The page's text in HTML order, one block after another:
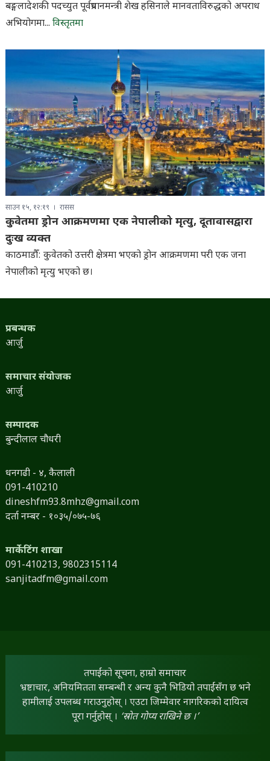
बङ्गलादेशकी पदच्युत पूर्वप्रधानमन्त्री शेख हसिनाले मानवताविरुद्धको अपराध
अभियोगमा... विस्तृतमा
साउन १५, १२:१९ रासस
कुवेतमा ड्रोन आक्रमणमा एक नेपालीको मृत्यु, दूतावासद्वारा
दुःख व्यक्त
काठमाडौँ: कुवेतको उत्तरी क्षेत्रमा भएको ड्रोन आक्रमणमा परी एक जना
नेपालीको मृत्यु भएको छ।
प्रबन्धक
आर्जु
समाचार संयोजक
आर्जु
सम्पादक
बुन्दीलाल चौधरी
धनगढी - ४, कैलाली
091-410210
dineshfm93.8mhz@gmail.com
दर्ता नम्बर - १०३५/०७५-७६
मार्केटिंग शाखा
091-410213, 9802315114
sanjitadfm@gmail.com
तपाईंको सूचना, हाम्रो समाचार
भ्रष्टाचार, अनियमितता सम्बन्धी र अन्य कुनै भिडियो तपाईंसँग छ भने
हामीलाई उपलब्ध गराउनुहोस् । एउटा जिम्मेवार नागरिकको दायित्व
पूरा गर्नुहोस् । ‘स्रोत गोप्य राखिने छ ।’